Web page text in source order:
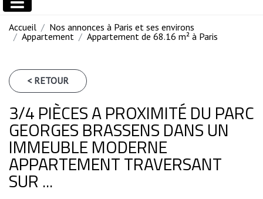
Accueil
Nos annonces à Paris et ses environs
Appartement
Appartement de 68.16 m² à Paris
< RETOUR
3/4 PIÈCES A PROXIMITÉ DU PARC
GEORGES BRASSENS DANS UN
IMMEUBLE MODERNE
APPARTEMENT TRAVERSANT
SUR ...